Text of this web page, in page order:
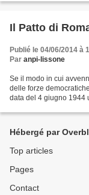
Il Patto di
Publié le 04/06/2014 à
Par anpi-lissone
Se il modo in cui
delle forze
data del 4 giugno 1944
Hébergé par
Top articles
Pages
Contact